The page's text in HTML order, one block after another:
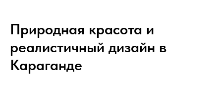
Природная красота и
реалистичный дизайн в
Караганде